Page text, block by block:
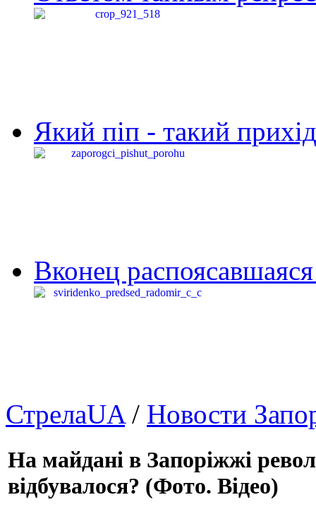
Який піп - такий
Вконец
СтрелаUA/ Новости
На майдані в Запоріжжі
відбувалося? (Фото. Відео)